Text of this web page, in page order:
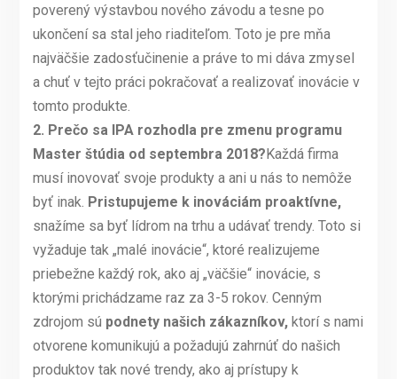
poverený výstavbou nového závodu a tesne po
ukončení sa stal jeho riaditeľom. Toto je pre mňa
najväčšie zadosťučinenie a práve to mi dáva zmysel
a chuť v tejto práci pokračovať a realizovať inovácie v
tomto produkte.
2. Prečo sa IPA rozhodla pre zmenu programu
Master štúdia od septembra 2018?Každá firma
musí inovovať svoje produkty a ani u nás to nemôže
byť inak. Pristupujeme k inováciám proaktívne,
snažíme sa byť lídrom na trhu a udávať trendy. Toto si
vyžaduje tak „malé inovácie“, ktoré realizujeme
priebežne každý rok, ako aj „väčšie“ inovácie, s
ktorými prichádzame raz za 3-5 rokov. Cenným
zdrojom sú podnety našich zákazníkov,ktorí s nami
otvorene komunikujú a požadujú zahrnúť do našich
produktov tak nové trendy, ako aj prístupy k